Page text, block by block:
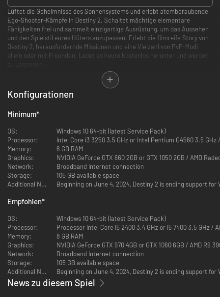
Lüftet die Geheimnisse des Sonnensystems und erlebt atemberaubende
Ego-Shooter-Kämpfe in Destiny 2. Schaltet mächtige elementare
Fähigkeiten frei und sammelt einzigartige Ausrüstung, um das Aussehen
und den Spielstil eures Hüters anzupassen. Erlebt die filmreife Story von
Destiny 2, herausfordernde Missionen und eine Vielzahl von PvP-Modi
allein oder mit Freunden. Ladet es heute kostenlos herunter und werdet
Ihr seid Hüter, Verteidiger der Letzten Stadt der Menschheit in einem
belagerten Sonnensystem. Schaut zu den Sternen und stellt euch gegen
die Dunkelheit. Eure Legende beginnt jetzt.
Wählt zwischen dem gepanzerten Titanen, dem geheimnisvollen Warlock
Titan
Titanen sind diszipliniert und stolz, aggressiv in ihren Angriffen und ihre
Verteidigung ist standhaft wie ein Fels in der Brandung. Entzündet euren
Hammer, spaltet den Himmel mit Blitzen und bietet jedem Gegner die
Stirn. Euer Team steht aufrecht hinter der Stärke eures Schildes.
Warlock
Warlocks verwandeln die Mysterien des Universums in Waffen, um sich
das Schlachtfeld und löscht Horden von Feinden in nur einem
Wimpernschlag aus. Jene, die hinter euch stehen, werden die wahre
Macht des Lichts begreifen.
Jäger
Die agilen und wagemutigen Jäger sind blitzschnell auf den Beinen und
noch schneller am Zug. Drückt den Abzug eurer Goldenen Kanone, fliegt
wie der Wind durch feindliche Gruppen oder schlagt aus der Dunkelheit
zu. Findet den Feind, zielt, und beendet den Kampf, bevor er beginnt.
Kooperativer und kompetitiver Multiplayer
Spielt mit- oder gegeneinander sowie mit oder gegen andere Hüter in
Konfigurationen
Minimum*
OS:
Windows 10 64-bit (latest Service Pack)
Processor:
Intel Core i3 3250 3.5 GHz or Intel Pentium G4560 3.5 GHz
Memory:
6 GB RAM
Graphics:
NVIDIA GeForce GTX 660 2GB or GTX 1050 2GB / AMD
Network:
Broadband Internet connection
Storage:
105 GB available space
Additional Notes:
Beginning on June 4, 2024, Destiny 2 is ending support
Empfohlen*
OS:
Windows 10 64-bit (latest Service Pack)
Processor:
Processor Intel Core i5 2400 3.4 GHz or i5 7400 3.5 GHz /
Memory:
8 GB RAM
Graphics:
NVIDIA GeForce GTX 970 4GB or GTX 1060 6GB / AMD R9
Network:
Broadband Internet connection
Storage:
105 GB available space
Additional Notes:
Beginning on June 4, 2024, Destiny 2 is ending support
News zu diesem Spiel